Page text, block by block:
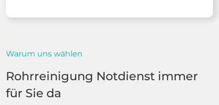
Warum uns wählen
Rohrreinigung Notdienst immer
für Sie da